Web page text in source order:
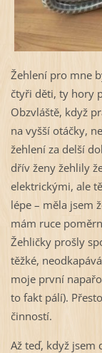
Žehlení pro mne
čtyři děti, ty hory
Obzvláště, když
na vyšší otáčky,
žehlení za delší
dřív ženy žehlily
elektrickými, ale
lépe – měla jsem
mám ruce
Žehličky prošly
těžké,
moje první
to fakt pálí).
činností.
Až teď, když jsem